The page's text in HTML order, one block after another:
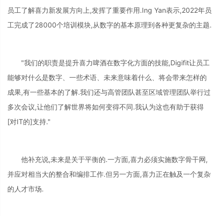
员工了解喜力新发展方向上,发挥了重要作用.Ing Yan表示,2022年员
工完成了28000个培训模块,从数字的基本原理到各种更复杂的主题.
"我们的职责是提升喜力啤酒在数字化方面的技能,Digifit让员工
能够对什么是数字、一些术语、未来意味着什么、将会带来怎样的
成果,有一些基本的了解.我们还与高管团队甚至区域管理团队举行过
多次会议,让他们了解世界将如何变得不同.我认为这也有助于获得
[对IT的]支持."
他补充说,未来是关于平衡的.一方面,喜力必须实施数字骨干网,
并应对相当大的整合和编排工作.但另一方面,喜力正在触及一个复杂
的人才市场.